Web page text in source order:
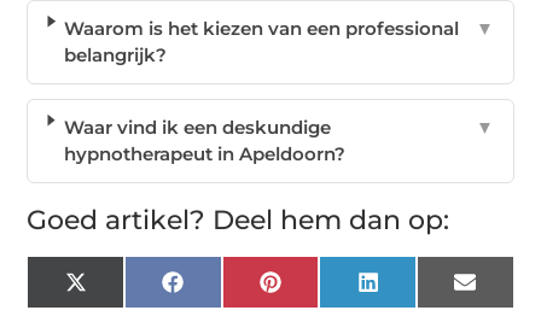
Waarom is het kiezen van een professional
belangrijk?
▼
Waar vind ik een deskundige
hypnotherapeut in Apeldoorn?
▼
Goed artikel? Deel hem dan op:
X
(Twitter)
FacebookPinterest LinkedIn Email